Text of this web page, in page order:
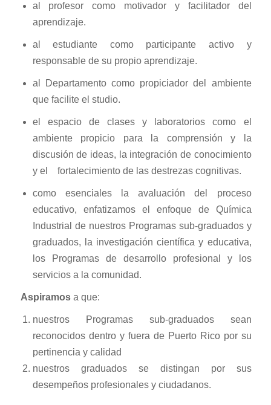
al profesor como motivador y facilitador del
aprendizaje.
al estudiante como participante activo y
responsable de su propio aprendizaje.
al Departamento como propiciador del ambiente
que facilite el studio.
el espacio de clases y laboratorios como el
ambiente propicio para la comprensión y la
discusión de ideas, la integración de conocimiento
y el fortalecimiento de las destrezas cognitivas.
como esenciales la avaluación del proceso
educativo, enfatizamos el enfoque de Química
Industrial de nuestros Programas sub-graduados y
graduados, la investigación científica y educativa,
los Programas de desarrollo profesional y los
servicios a la comunidad.
Aspiramos a que:
nuestros Programas sub-graduados sean
reconocidos dentro y fuera de Puerto Rico por su
pertinencia y calidad
nuestros graduados se distingan por sus
desempeños profesionales y ciudadanos.